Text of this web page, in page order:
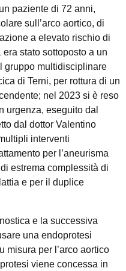
paziente di 72 anni,
sull’arco aortico, di
a elevato rischio di
stato sottoposto a un
gruppo multidisciplinare
di Terni, per rottura di un
nel 2023 si è reso
urgenza, eseguito dal
dal dottor Valentino
interventi
per l’aneurisma
estrema complessità di
e per il duplice
e la successiva
una endoprotesi
misura per l’arco aortico
viene concessa in